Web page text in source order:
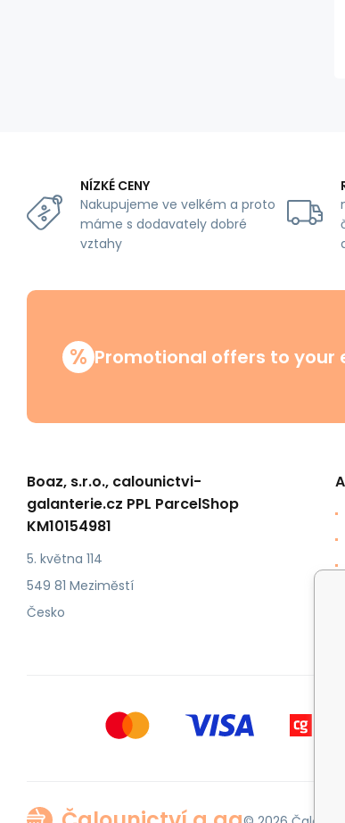
NÍZKÉ CENY
Nakupujeme ve velkém a proto
máme s dodavately dobré
vztahy
% Promotional offers to your
Boaz, s.r.o., calounictvi-
galanterie.cz PPL ParcelShop
KM10154981
5. května 114
549 81 Meziměstí
Česko